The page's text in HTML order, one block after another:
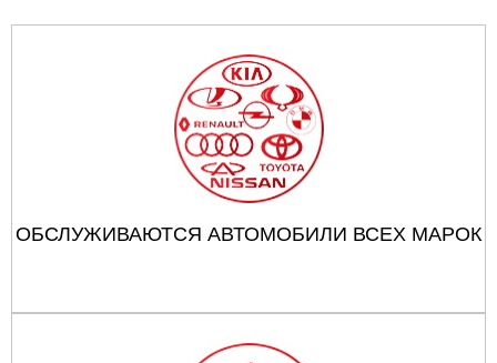
ОБСЛУЖИВАЮТСЯ АВТОМОБИЛИ ВСЕХ МАРОК